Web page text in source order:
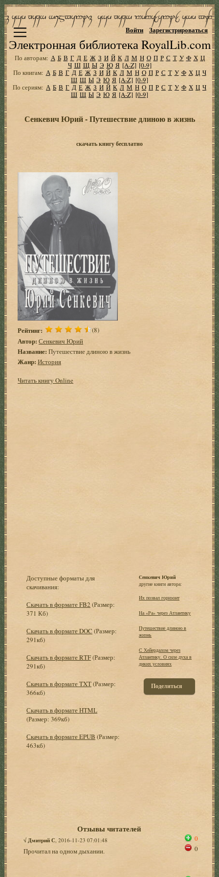
Электронная библиотека RoyalLib.com
Войти Зарегистрироваться
По авторам: А Б В Г Д Е Ж З И Й К Л М Н О П Р С Т У Ф Х Ц
Ч Ш Щ Ы Э Ю Я [A-Z] [0-9]
По книгам: А Б В Г Д Е Ж З И Й К Л М Н О П Р С Т У Ф Х Ц Ч
Ш Щ Ы Э Ю Я [A-Z] [0-9]
По сериям: А Б В Г Д Е Ж З И Й К Л М Н О П Р С Т У Ф Х Ц Ч
Ш Щ Ы Э Ю Я [A-Z] [0-9]
Сенкевич Юрий - Путешествие длиною в жизнь
скачать книгу бесплатно
Рейтинг: (8)
Автор: Сенкевич Юрий
Название: Путешествие длиною в жизнь
Жанр: История
Читать книгу Online
Доступные форматы для
скачивания:
Скачать в формате FB2 (Размер:
371 Кб)
Скачать в формате DOC (Размер:
291кб)
Скачать в формате RTF(Размер:
291кб)
Скачать в формате TXT(Размер:
366кб)
Скачать в формате HTML
(Размер: 369кб)
Скачать в формате EPUB (Размер:
463кб)
Сенкевич Юрий
другие книги автора:
Их позвал горизонт
На «Ра» через Атлантику
Путешествие длиною в
жизнь
С Хейердалом через
Атлантику. О силе духа в
диких условиях
Поделиться
Отзывы читателей
√ Дмитрий С , 2016-11-23 07:01:48
Прочитал на одном дыхании.
0
0